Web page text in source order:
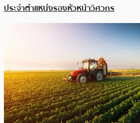
ประจำตำแหน่งรองหัวหน้าวิศวกร